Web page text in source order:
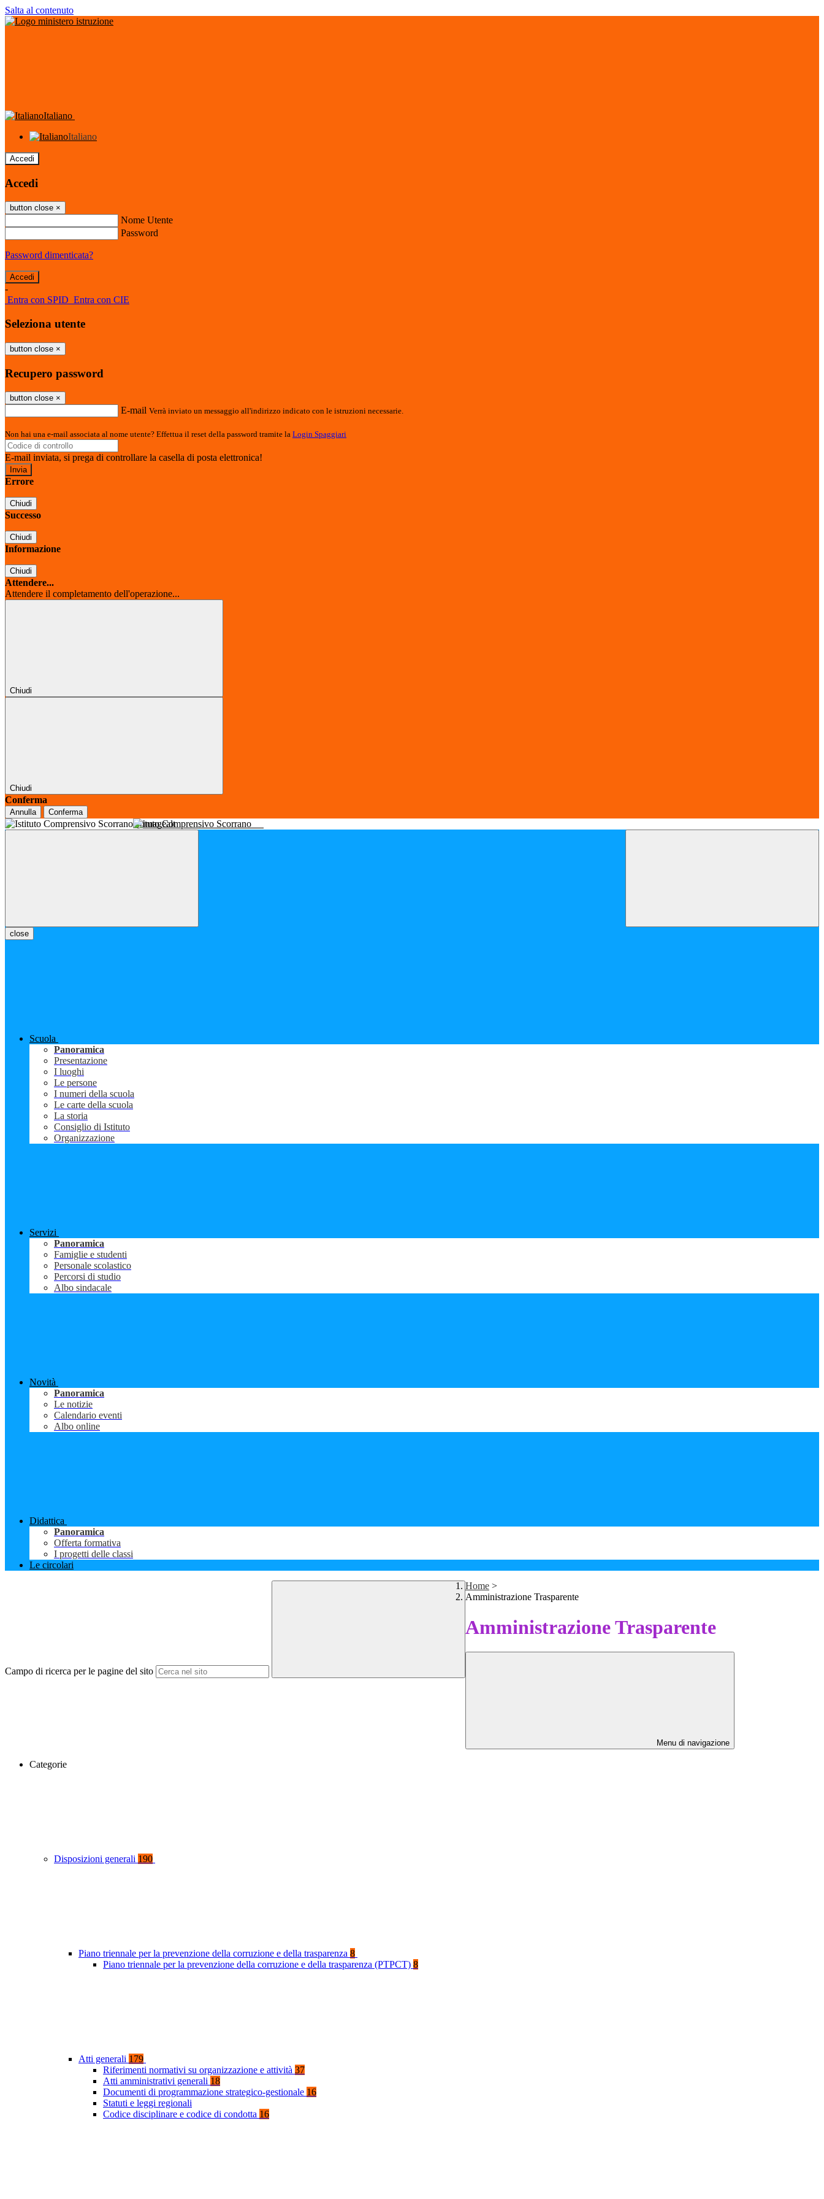
Salta al contenuto
Italiano
Italiano
Accedi
Accedi
button close ×
Nome Utente
Password
Password dimenticata?
-
Entra con SPID Entra con CIE
Seleziona utente
button close ×
Recupero password
button close ×
E-mail Verrà inviato un messaggio all'indirizzo indicato con le istruzioni necessarie.
Non hai una e-mail associata al nome utente? Effettua il reset della password tramite la Login Spaggiari
E-mail inviata, si prega di controllare la casella di posta elettronica!
Errore
Chiudi
Successo
Chiudi
Informazione
Chiudi
Attendere...
Attendere il completamento dell'operazione...
Chiudi
Chiudi
Conferma
Annulla Conferma
Istituto Comprensivo Scorrano
close
Scuola
Panoramica
Presentazione
I luoghi
Le persone
I numeri della scuola
Le carte della scuola
La storia
Consiglio di Istituto
Organizzazione
Servizi
Panoramica
Famiglie e studenti
Personale scolastico
Percorsi di studio
Albo sindacale
Novità
Panoramica
Le notizie
Calendario eventi
Albo online
Didattica
Panoramica
Offerta formativa
I progetti delle classi
Le circolari
Campo di ricerca per le pagine del sito
Home >
Amministrazione Trasparente
Amministrazione Trasparente
Menu di navigazione
Categorie
Disposizioni generali 190
Piano triennale per la prevenzione della corruzione e della trasparenza 8
Piano triennale per la prevenzione della corruzione e della trasparenza (PTPCT) 8
Atti generali 179
Riferimenti normativi su organizzazione e attività 37
Atti amministrativi generali 18
Documenti di programmazione strategico-gestionale 16
Statuti e leggi regionali
Codice disciplinare e codice di condotta 16